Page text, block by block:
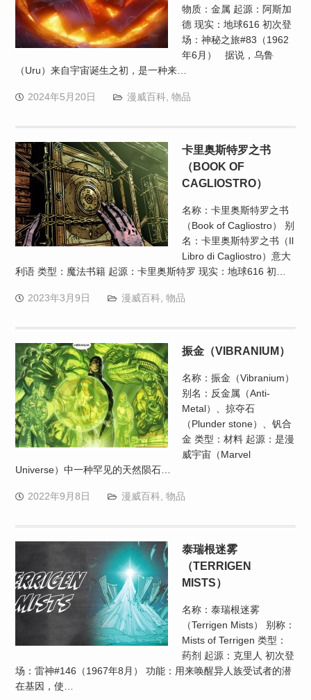
物质：金属 起源：阿斯加
德 现实：地球616 初次登
场：神秘之旅#83（1962
年6月） 据说，乌鲁
（Uru）来自宇宙诞生之初，是一种来…
2024年5月20日 漫威百科, 物品
卡里奥斯特罗之书
（BOOK OF
CAGLIOSTRO）
名称：卡里奥斯特罗之书
（Book of Cagliostro） 别
名：卡里奥斯特罗之书（Il
Libro di Cagliostro）意大
利语 类型：魔法书籍 起源：卡里奥斯特罗 现实：地球616 初…
2023年3月9日 漫威百科, 物品
振金（VIBRANIUM）
名称：振金（Vibranium）
别名：反金属（Anti-
Metal）、掠夺石
（Plunder stone）、钒合
金 类型：材料 起源：是漫
威宇宙（Marvel
Universe）中一种罕见的天然陨石…
2022年9月8日 漫威百科, 物品
泰瑞根迷雾
（TERRIGEN
MISTS）
名称：泰瑞根迷雾
（Terrigen Mists） 别称：
Mists of Terrigen 类型：
药剂 起源：克里人 初次登
场：雷神#146（1967年8月） 功能：用来唤醒异人族受试者的潜
在基因，使…